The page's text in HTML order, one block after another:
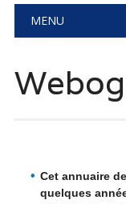
Main
MENU
Cet annuaire
quelques